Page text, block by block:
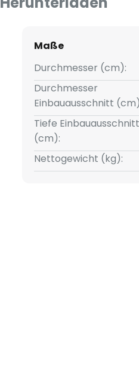
Maße
Durchmesser (cm):
Durchmesser
Einbauausschnitt
Tiefe Einbauausschnitt
(cm):
Nettogewicht (kg):